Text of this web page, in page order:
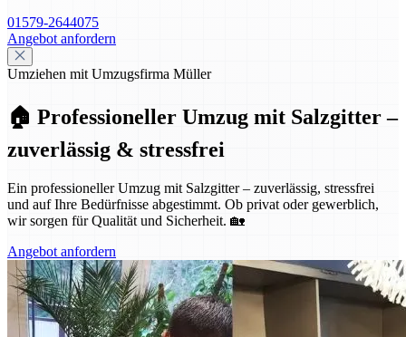
01579-2644075
Angebot anfordern
Umziehen mit Umzugsfirma Müller
🏠 Professioneller Umzug mit Salzgitter –
zuverlässig & stressfrei
Ein professioneller Umzug mit Salzgitter – zuverlässig, stressfrei
und auf Ihre Bedürfnisse abgestimmt. Ob privat oder gewerblich,
wir sorgen für Qualität und Sicherheit. 🏡
Angebot anfordern